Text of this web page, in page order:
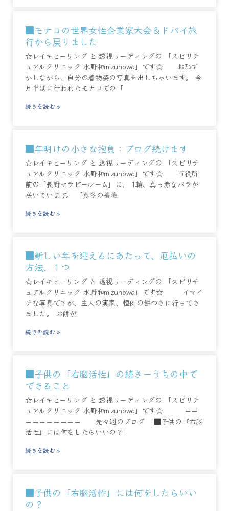
■モナコの世界女性企業家大会＆ドバイ旅
行から戻りました
☆レイキヒーリング と 透視リーディングの 「スピリチ
ュアルクリニック 水野和mizunowa」です☆ お恥ず
かしながら、自分の着物姿の写真を出しちゃいます。 今
月半ばに行われたモナコでの「
続きを読む »
■年明けの小さな抱負：ブログ続けます
☆レイキヒーリング と 透視リーディングの 「スピリチ
ュアルクリニック 水野和mizunowa」です☆ 市役所
前の「長野セラピールーム」に、 1輪、真っ赤なバラが
咲いています。 「真冬の薔薇
続きを読む »
■新しい年を迎えるにあたって、厄払いの
方法、１つ
☆レイキヒーリング と 透視リーディングの 「スピリチ
ュアルクリニック 水野和mizunowa」です☆ イマイ
チな写真ですが、主人の実家、恒例の餅つきに行ってき
ました。 お餅が
続きを読む »
■子供の「右脳活性」の続きーうちの中で
できること
☆レイキヒーリング と 透視リーディングの 「スピリチ
ュアルクリニック 水野和mizunowa」です☆ ＝＝
＝＝＝＝＝＝＝＝ 先々週のブログ 「■子供の『右脳
活性』には何をしたらいいの？」
続きを読む »
■子供の「右脳活性」には何をしたらいい
の？